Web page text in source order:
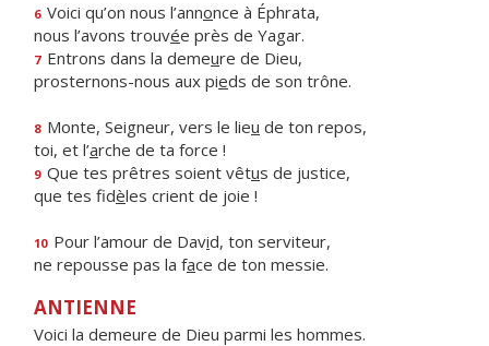
6 Voici qu’on nous l’annonce à Éphrata,
nous l’avons trouvée près de Yagar.
7 Entrons dans la demeure de Dieu,
prosternons-nous aux pieds de son trône.
8 Monte, Seigneur, vers le lieu de ton repos,
toi, et l’arche de ta force !
9 Que tes prêtres soient vêtus de justice,
que tes fidèles crient de joie !
10 Pour l’amour de David, ton serviteur,
ne repousse pas la face de ton messie.
ANTIENNE
Voici la demeure de Dieu parmi les hommes.